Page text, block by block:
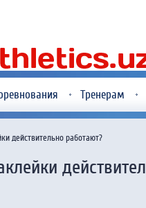
Тренерам
действительно работают?